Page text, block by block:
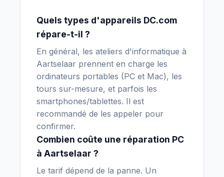
Quels types d'appareils DC.com
répare-t-il ?
En général, les ateliers d'informatique à
Aartselaar prennent en charge les
ordinateurs portables (PC et Mac), les
tours sur-mesure, et parfois les
smartphones/tablettes. Il est
recommandé de les appeler pour
confirmer.
Combien coûte une réparation PC
à Aartselaar ?
Le tarif dépend de la panne. Un